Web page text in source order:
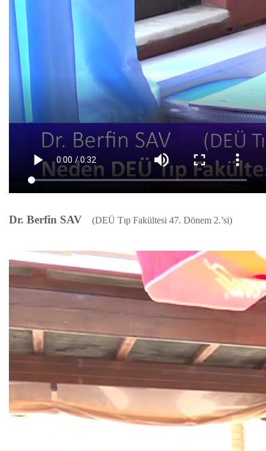
Dr. Berfin SAV (DEÜ Tıp Fakültesi 47. Dönem 2.’si)